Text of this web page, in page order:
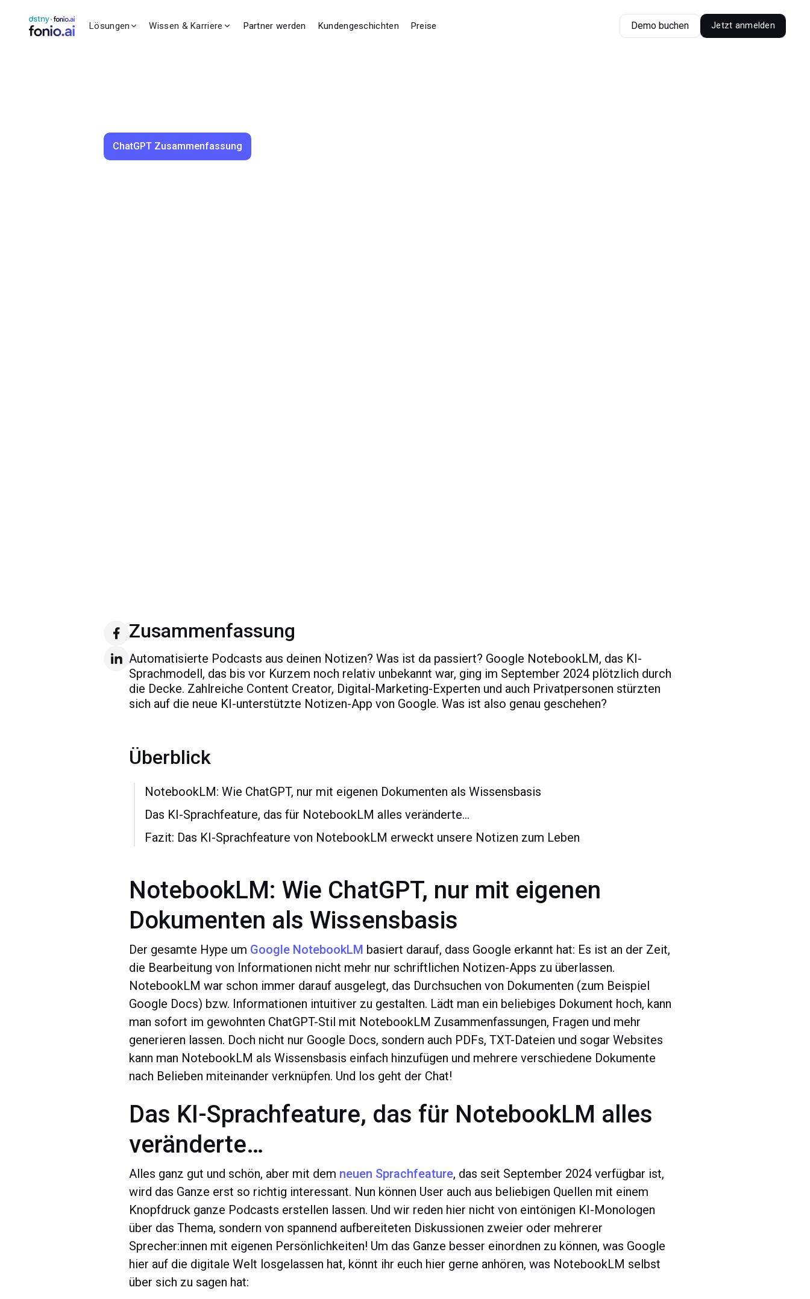
Lösungen Wissen & Karriere Partner werden Kundengeschichten Preise Demo buchen Jetzt anmelden
ChatGPT Zusammenfassung
Zusammenfassung
Automatisierte Podcasts aus deinen Notizen? Was ist da passiert? Google NotebookLM, das KI-
Sprachmodell, das bis vor Kurzem noch relativ unbekannt war, ging im September 2024 plötzlich durch
die Decke. Zahlreiche Content Creator, Digital-Marketing-Experten und auch Privatpersonen stürzten
sich auf die neue KI-unterstützte Notizen-App von Google. Was ist also genau geschehen?
Überblick
NotebookLM: Wie ChatGPT, nur mit eigenen Dokumenten als Wissensbasis
Das KI-Sprachfeature, das für NotebookLM alles veränderte…
Fazit: Das KI-Sprachfeature von NotebookLM erweckt unsere Notizen zum Leben
NotebookLM: Wie ChatGPT, nur mit eigenen
Dokumenten als Wissensbasis
Der gesamte Hype um Google NotebookLM basiert darauf, dass Google erkannt hat: Es ist an der Zeit,
die Bearbeitung von Informationen nicht mehr nur schriftlichen Notizen-Apps zu überlassen.
NotebookLM war schon immer darauf ausgelegt, das Durchsuchen von Dokumenten (zum Beispiel
Google Docs) bzw. Informationen intuitiver zu gestalten. Lädt man ein beliebiges Dokument hoch, kann
man sofort im gewohnten ChatGPT-Stil mit NotebookLM Zusammenfassungen, Fragen und mehr
generieren lassen. Doch nicht nur Google Docs, sondern auch PDFs, TXT-Dateien und sogar Websites
kann man NotebookLM als Wissensbasis einfach hinzufügen und mehrere verschiedene Dokumente
nach Belieben miteinander verknüpfen. Und los geht der Chat!
Das KI-Sprachfeature, das für NotebookLM alles
veränderte…
Alles ganz gut und schön, aber mit dem neuen Sprachfeature, das seit September 2024 verfügbar ist,
wird das Ganze erst so richtig interessant. Nun können User auch aus beliebigen Quellen mit einem
Knopfdruck ganze Podcasts erstellen lassen. Und wir reden hier nicht von eintönigen KI-Monologen
über das Thema, sondern von spannend aufbereiteten Diskussionen zweier oder mehrerer
Sprecher:innen mit eigenen Persönlichkeiten! Um das Ganze besser einordnen zu können, was Google
hier auf die digitale Welt losgelassen hat, könnt ihr euch hier gerne anhören, was NotebookLM selbst
über sich zu sagen hat: